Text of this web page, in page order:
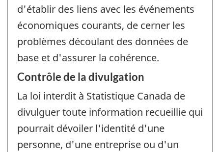
d'établir des liens avec les événements
économiques courants, de cerner les
problèmes découlant des données de
base et d'assurer la cohérence.
Contrôle de la divulgation
La loi interdit à Statistique Canada de
divulguer toute information recueillie qui
pourrait dévoiler l'identité d'une
personne, d'une entreprise ou d'un